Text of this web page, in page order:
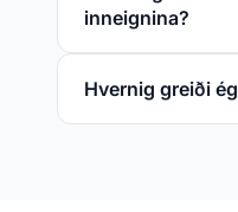
inneignina?
Hvernig greiði